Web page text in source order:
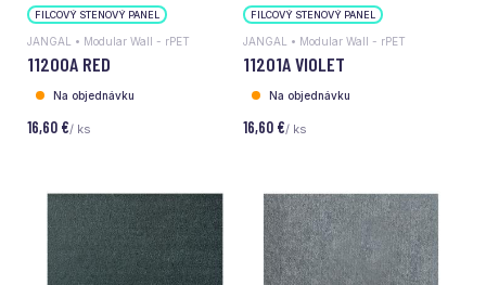
FILCOVÝ STENOVÝ PANEL
JANGAL • Modular Wall - rPET
11200A RED
Na objednávku
16,60 €/ ks
FILCOVÝ STENOVÝ PANEL
JANGAL • Modular Wall - rPET
11201A VIOLET
Na objednávku
16,60 €/ ks